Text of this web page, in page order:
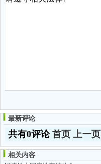
最新评论
共有0评论首页 上一页
相关内容